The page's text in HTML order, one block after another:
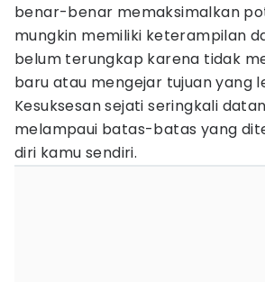
benar-benar memaksimalkan
mungkin memiliki keterampilan
belum terungkap karena tidak
baru atau mengejar tujuan yang
Kesuksesan sejati seringkali
melampaui batas-batas yang
diri kamu sendiri.